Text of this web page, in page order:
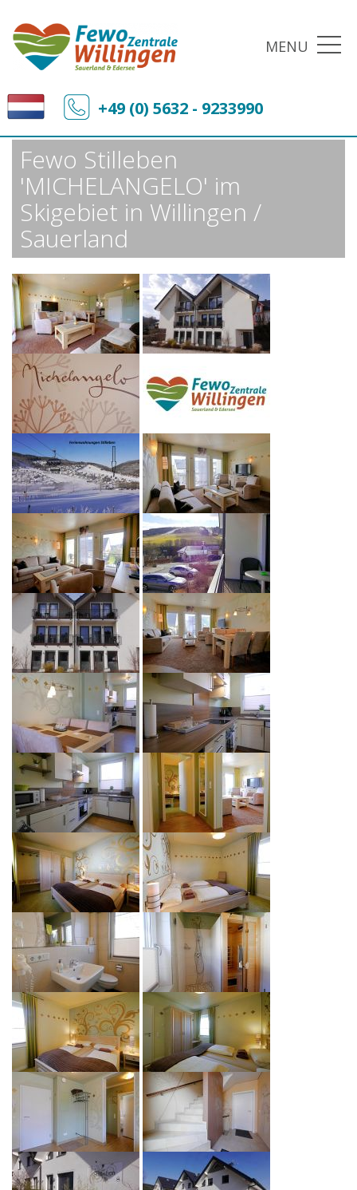
MENU
+49 (0) 5632 - 9233990
Fewo-Zentrale Willingen
Sonderangebote
Fewo Stilleben 'MICHELANGELO' im Skigebiet in Willingen / Sauerland
Fewo Stilleben
'MICHELANGELO' im
Skigebiet in Willingen /
Sauerland